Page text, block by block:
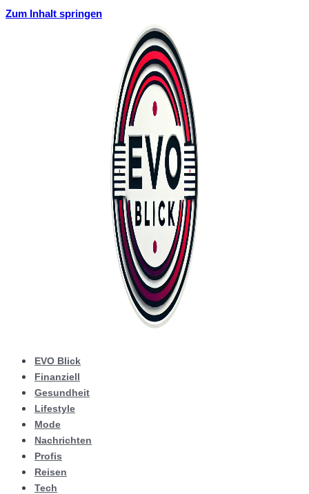
Zum Inhalt springen
EVO Blick
Finanziell
Gesundheit
Lifestyle
Mode
Nachrichten
Profis
Reisen
Tech